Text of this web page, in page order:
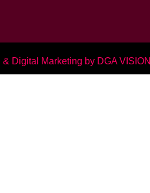
Digital Marketing by DGA VISION